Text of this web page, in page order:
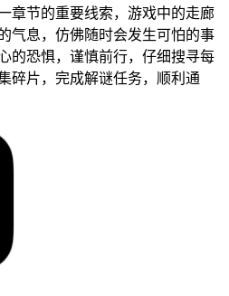
章节的重要线索，游戏中的走廊
气息，仿佛随时会发生可怕的事
的恐惧，谨慎前行，仔细搜寻每
碎片，完成解谜任务，顺利通